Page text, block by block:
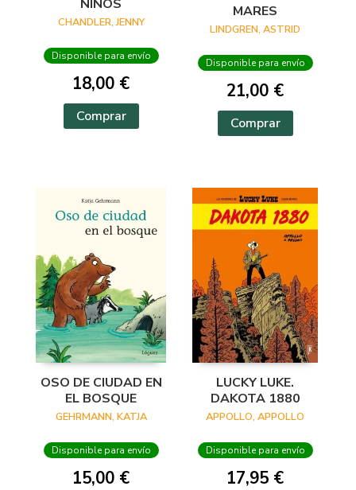
NIÑOS
CHANDLER, JENNY
Disponible para envío
18,00 €
Comprar
MARES
LINDGREN, ASTRID
Disponible para envío
21,00 €
Comprar
OSO DE CIUDAD EN
EL BOSQUE
GEHRMANN, KATJA
Disponible para envío
15,00 €
LUCKY LUKE.
DAKOTA 1880
APPOLLO, APPOLLO
Disponible para envío
17,95 €